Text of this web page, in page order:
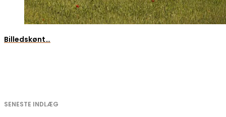
Billedskønt…
SENESTE INDLÆG